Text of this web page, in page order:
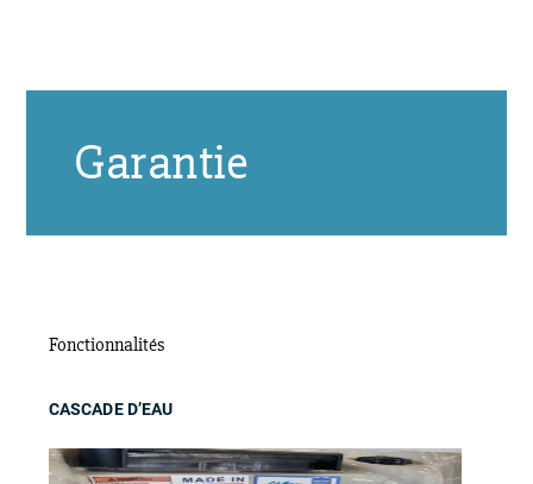
Garantie
Fonctionnalités
CASCADE D’EAU